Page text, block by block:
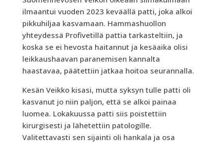
ilmaantui vuoden 2023 keväällä patti, joka alkoi
pikkuhiljaa kasvamaan. Hammashuollon
yhteydessä Profivetillä pattia tarkasteltiin, ja
koska se ei hevosta haitannut ja kesäaika olisi
leikkaushaavan paranemisen kannalta
haastavaa, päätettiin jatkaa hoitoa seurannalla.
Kesän Veikko kisasi, mutta syksyn tulle patti oli
kasvanut jo niin paljon, että se alkoi painaa
luomea. Lokakuussa patti siis poistettiin
kirurgisesti ja lähetettiin patologille.
Valitettavasti sen sijainti oli hankala ja osa